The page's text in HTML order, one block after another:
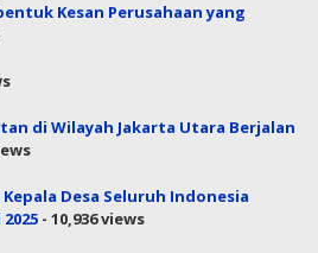
Kesan Perusahaan yang
di Wilayah Jakarta Utara Berjalan
Desa Seluruh Indonesia
- 10,936 views